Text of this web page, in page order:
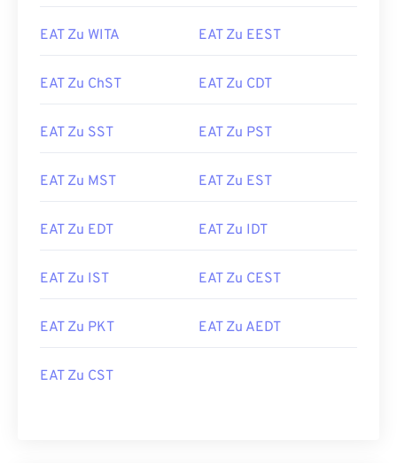
EAT Zu WITA EAT Zu EEST
EAT Zu ChST EAT Zu CDT
EAT Zu SST EAT Zu PST
EAT Zu MST EAT Zu EST
EAT Zu EDT EAT Zu IDT
EAT Zu IST EAT Zu CEST
EAT Zu PKT EAT Zu AEDT
EAT Zu CST